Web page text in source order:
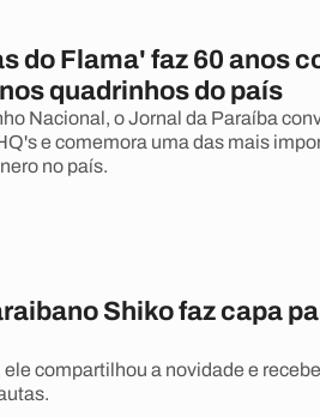
do Flama' faz 60 anos
quadrinhos do país
Nacional, o Jornal da Paraíba
e comemora uma das mais
no país.
Shiko faz capa
ele compartilhou a novidade e